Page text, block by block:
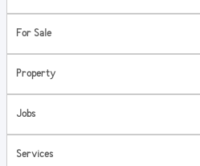
For Sale
Property
Jobs
Services